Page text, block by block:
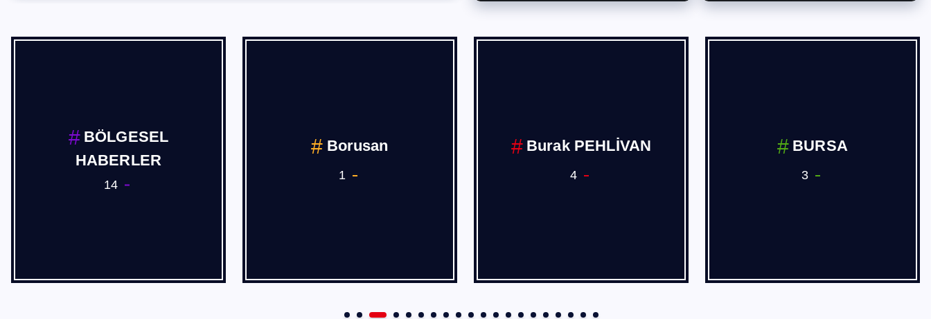
BÖLGESEL
HABERLER
14
Borusan
1
Burak PEHLİVAN
4
BURSA
3